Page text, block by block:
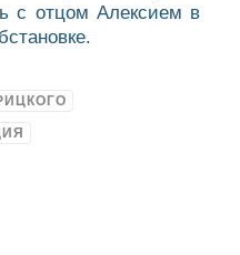
с отцом Алексием в